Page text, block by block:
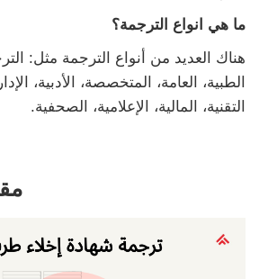
ما هي انواع الترجمة؟
هناك العديد من أنواع الترجمة مثل:
الطبية، العامة، المتخصصة، الأدبية،
التقنية، المالية، الإعلامية، الصحفية.